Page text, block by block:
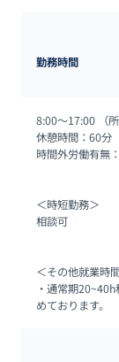
勤務時間
8:00～17:00 （
休憩時間：60分
時間外労働有無
＜時短勤務＞
相談可
＜その他就業時
・通常期
めております。